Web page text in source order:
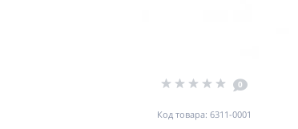
0
Код товара: 6311-0001